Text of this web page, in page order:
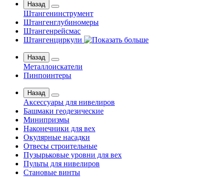
Назад
Штангенинструмент
Штангенглубиномеры
Штангенрейсмас
Штангенциркули
Назад
Металлоискатели
Пинпоинтеры
Назад
Аксессуары для нивелиров
Башмаки геодезические
Минипризмы
Наконечники для вех
Окулярные насадки
Отвесы строительные
Пузырьковые уровни для вех
Пульты для нивелиров
Становые винты